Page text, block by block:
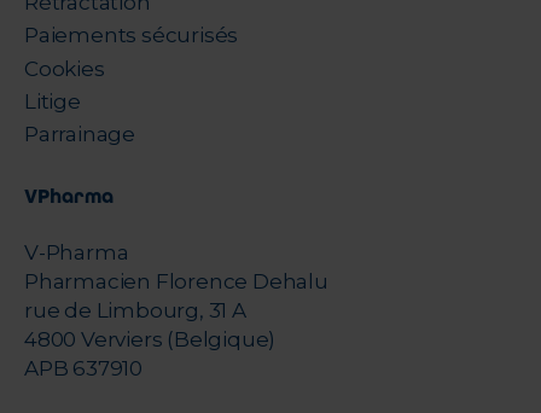
Paiements sécurisés
Cookies
Litige
Parrainage
VPharma
V-Pharma
Pharmacien Florence Dehalu
rue de Limbourg, 31 A
4800 Verviers (Belgique)
APB 637910